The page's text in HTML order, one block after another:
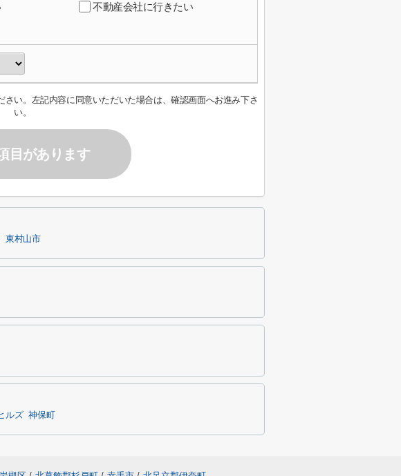
不動産会社に行きたい
さい。左記内容に同意いただいた場合は、確認画面へお進み下さ
い。
目があります
東村山市
ルズ 神保町